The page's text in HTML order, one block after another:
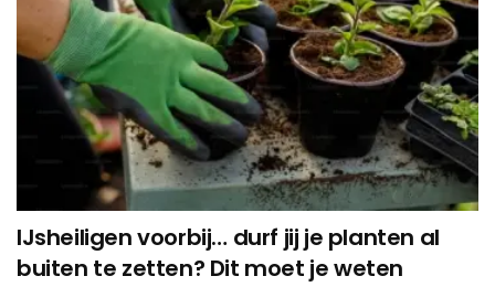
IJsheiligen voorbij… durf jij je planten al
buiten te zetten? Dit moet je weten